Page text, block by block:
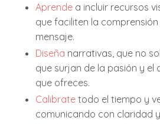
Aprende a incluir recursos
que faciliten la
mensaje.
Diseña narrativas, que no
que surjan de la pasión y el
que ofreces.
Calibrate todo el tiempo y
comunicando con claridad